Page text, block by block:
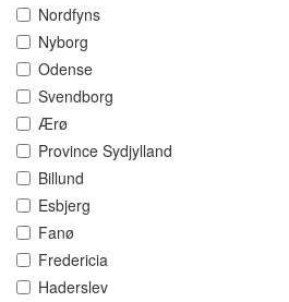
Nordfyns
Nyborg
Odense
Svendborg
Ærø
Province Sydjylland
Billund
Esbjerg
Fanø
Fredericia
Haderslev